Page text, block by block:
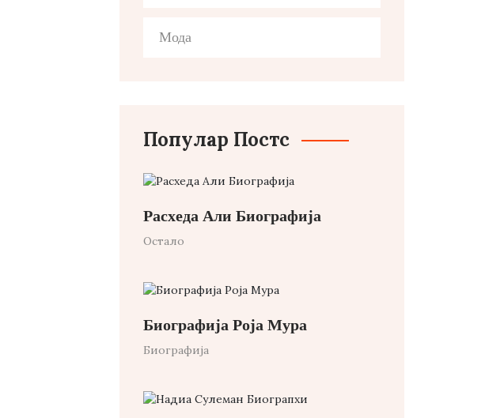
Мода
Популар Постс
Расхеда Али Биографија
Остало
Биографија Роја Мура
Биографија